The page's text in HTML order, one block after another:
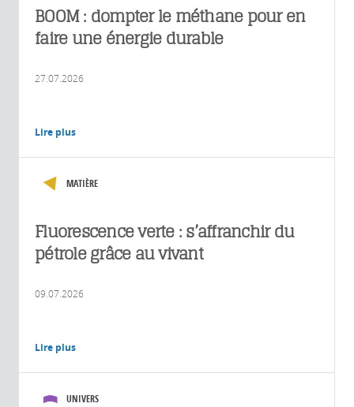
BOOM : dompter le méthane pour en
faire une énergie durable
27.07.2026
Lire plus
MATIÈRE
Fluorescence verte : s’affranchir du
pétrole grâce au vivant
09.07.2026
Lire plus
UNIVERS